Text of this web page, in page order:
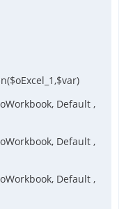
Default ,
Default ,
Default ,